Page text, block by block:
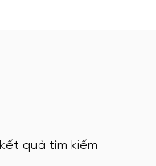
kết quả tìm kiếm